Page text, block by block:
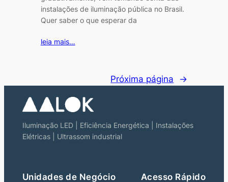
instalações de iluminação pública no Brasil.
Quer saber o que esperar da
leia mais…
Próxima página →
Iluminação LED | Eficiência Energética | Instalações
Elétricas | Ultrassom industrial
Unidades de Negócio
Acesso Rápido